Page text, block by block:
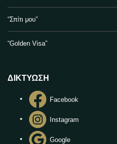
“Σπίτι μου”
“Golden Visa”
ΔΙΚΤΥΩΣΗ
Facebook
Instagram
Google